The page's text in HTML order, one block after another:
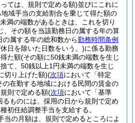
ては、規則で定める額)並びにこれに
域手当の支給割合を乗じて得た額の
満の端数があるときは、これを切り
、その額を当該勤務日の属する年の算
の属する年の総和数から勤務時間条例
日を除いた日数をいう。)に係る勤務
た額(その額に50銭未満の端数を生じ
て、50銭以上1円未満の端数を生じ
切り上げた額)(次項において「特定
の在勤する地域における民間の賃金の
則で定める額(次項において「基準
るものには、採用の日から規則で定め
初任給調整手当を支給する。
当の月額は、規則で定めるところによ